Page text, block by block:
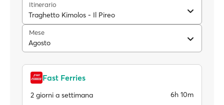
Itinerario
Traghetto Kimolos - Il Pireo
Mese
Agosto
Fast Ferries
2 giorni a settimana
6h 10m